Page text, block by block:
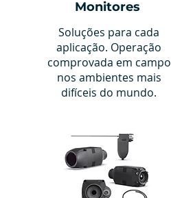
Monitores
Soluções para cada
aplicação. Operação
comprovada em campo
nos ambientes mais
difíceis do mundo.